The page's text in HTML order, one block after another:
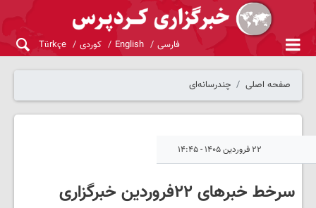
فارسی English کوردی Türkçe
صفحه اصلی چندرسانه‌ای
۲۲ فروردین ۱۴۰۵ - ۱۴:۴۵
سرخط خبرهای ۲۲فروردین خبرگزاری